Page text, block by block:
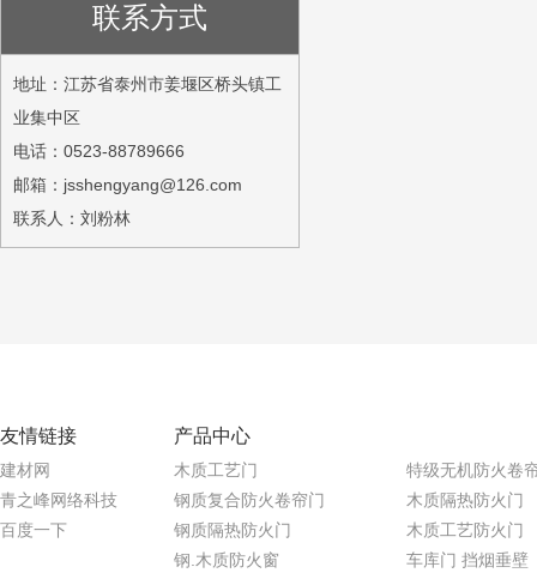
联系方式
地址：江苏省泰州市姜堰区桥头镇工
业集中区
电话：0523-88789666
邮箱：jsshengyang@126.com
联系人：刘粉林
友情链接
建材网
青之峰网络科技
百度一下
产品中心
木质工艺门
特级无机防火卷
钢质复合防火卷帘门
木质隔热防火门
钢质隔热防火门
木质工艺防火门
钢.木质防火窗
车库门 挡烟垂壁